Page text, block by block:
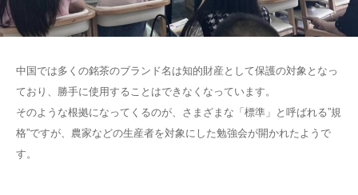
中国では多くの銘茶のブランド名は知的財産として保護の対象となっ
ており、勝手に使用することはできなくなっています。
そのような根拠になってくるのが、さまざまな「標準」と呼ばれる”規
格”ですが、農家などの生産者を対象にした勉強会が開かれたようで
す。